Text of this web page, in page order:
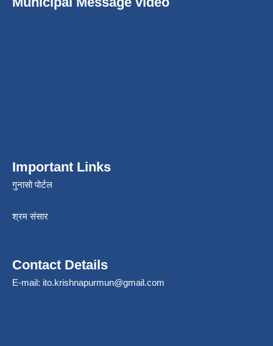
Important Links
गुनासो पोर्टल
श्रम संसार
Contact Details
E-mail: ito.krishnapurmun@gmail.com